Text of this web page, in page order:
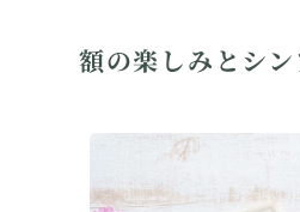
額の楽しみとシ